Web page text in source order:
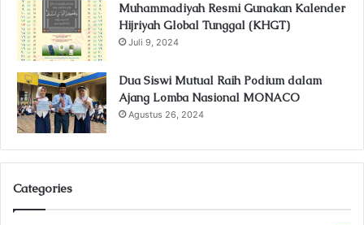
Muhammadiyah Resmi Gunakan Kalender
Hijriyah Global Tunggal (KHGT)
Juli 9, 2024
Dua Siswi Mutual Raih Podium dalam
Ajang Lomba Nasional MONACO
Agustus 26, 2024
Categories